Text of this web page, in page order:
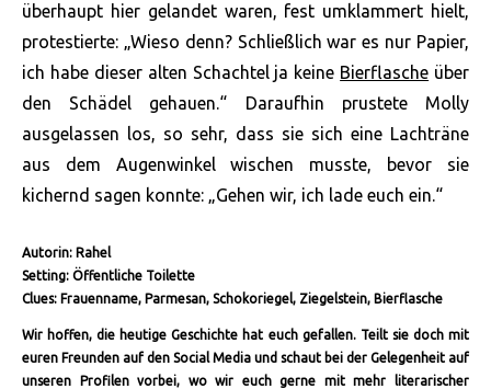
überhaupt hier gelandet waren, fest umklammert hielt,
protestierte: „Wieso denn? Schließlich war es nur Papier,
ich habe dieser alten Schachtel ja keine Bierflasche über
den Schädel gehauen.“ Daraufhin prustete Molly
ausgelassen los, so sehr, dass sie sich eine Lachträne
aus dem Augenwinkel wischen musste, bevor sie
kichernd sagen konnte: „Gehen wir, ich lade euch ein.“
Autorin: Rahel
Setting: Öffentliche Toilette
Clues: Frauenname, Parmesan, Schokoriegel, Ziegelstein, Bierflasche
Wir hoffen, die heutige Geschichte hat euch gefallen. Teilt sie doch mit
euren Freunden auf den Social Media und schaut bei der Gelegenheit auf
unseren Profilen vorbei, wo wir euch gerne mit mehr literarischer